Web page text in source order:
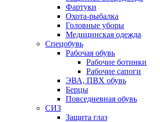
Фартуки
Охота-рыбалка
Головные уборы
Медицинская одежда
Спецобувь
Рабочая обувь
Рабочие ботинки
Рабочие сапоги
ЭВА, ПВХ обувь
Берцы
Повседневная обувь
СИЗ
Защита глаз